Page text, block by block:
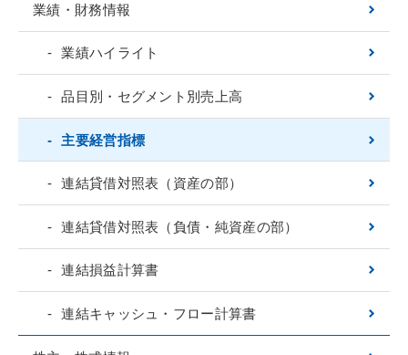
業績・財務情報
業績ハイライト
品目別・セグメント別売上高
主要経営指標
連結貸借対照表（資産の部）
連結貸借対照表（負債・純資産の部）
連結損益計算書
連結キャッシュ・フロー計算書